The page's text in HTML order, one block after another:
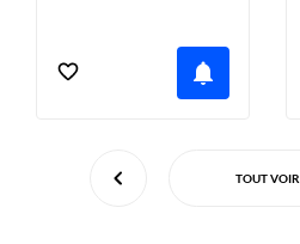
notifications
TOUT VOIR